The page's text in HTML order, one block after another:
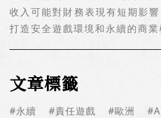
收入可能對財務表現有短期影
打造安全遊戲環境和永續的商業
文章標籤
#永續 #責任遊戲 #歐洲